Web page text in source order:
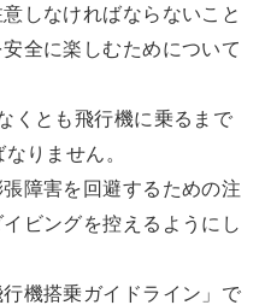
しなければならないこと
全に楽しむためについて
くとも飛行機に乗るまで
りません。
障害を回避するための注
ビングを控えるようにし
機搭乗ガイドライン」で